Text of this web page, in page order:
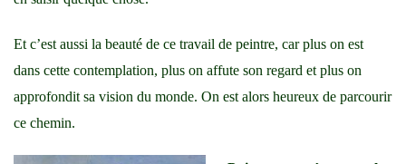
Et c’est aussi la beauté de ce travail de peintre, car plus on est
dans cette contemplation, plus on affute son regard et plus on
approfondit sa vision du monde. On est alors heureux de parcourir
ce chemin.